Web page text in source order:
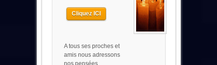
Cliquez ICI
A tous ses proches et
amis nous adressons